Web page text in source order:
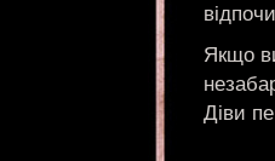
Якщо
Діви